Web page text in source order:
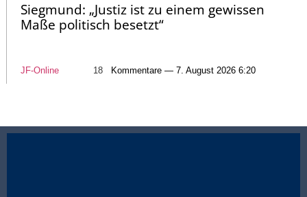
Siegmund: „Justiz ist zu einem gewissen
Maße politisch besetzt“
JF-Online 18 Kommentare — 7. August 2026 6:20